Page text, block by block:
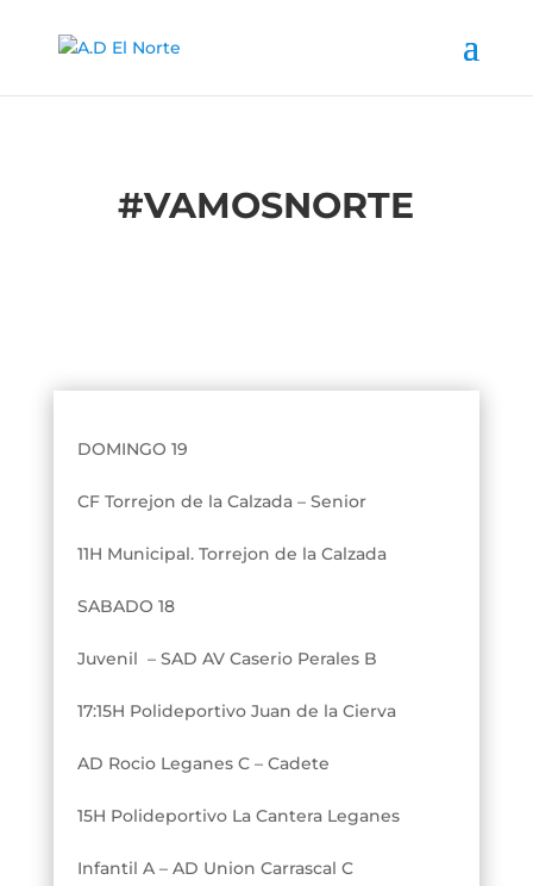
#VAMOSNORTE
DOMINGO 19
CF Torrejon de la Calzada – Senior
11H Municipal. Torrejon de la Calzada
SABADO 18
Juvenil – SAD AV Caserio Perales B​
17:15H Polideportivo Juan de la Cierva
AD Rocio Leganes C – Cadete
15H Polideportivo La Cantera Leganes
Infantil A – AD Union Carrascal C